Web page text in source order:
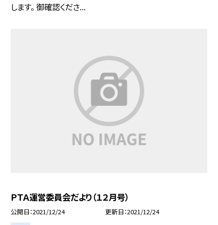
します。 御確認くださ...
ＰＴＡ運営委員会だより（１２月号）
公開日 2021/12/24 更新日 2021/12/24